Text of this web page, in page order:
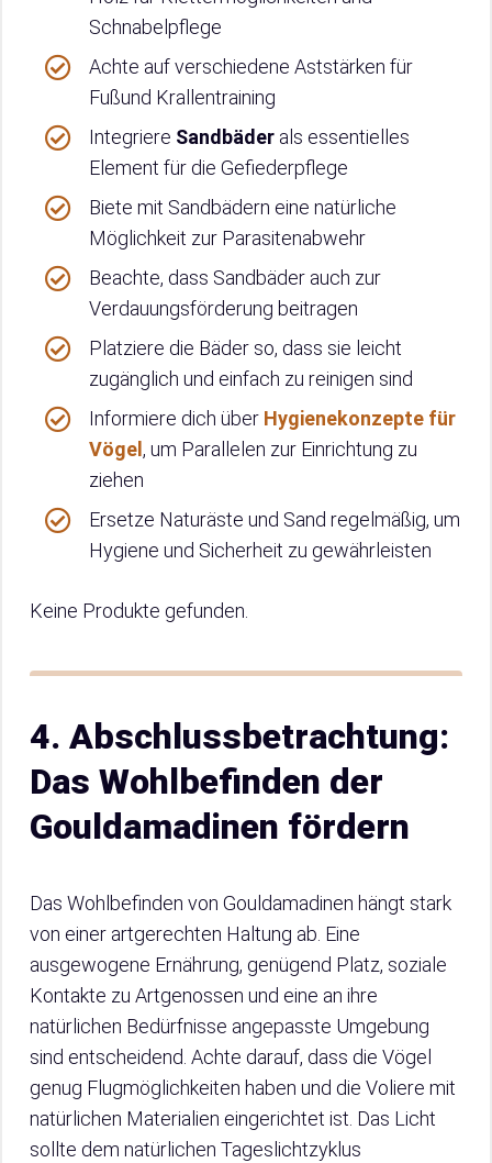
Schnabelpflege
Achte auf verschiedene Aststärken für
Fußund Krallentraining
Integriere Sandbäder als essentielles
Element für die Gefiederpflege
Biete mit Sandbädern eine natürliche
Möglichkeit zur Parasitenabwehr
Beachte, dass Sandbäder auch zur
Verdauungsförderung beitragen
Platziere die Bäder so, dass sie leicht
zugänglich und einfach zu reinigen sind
Informiere dich über Hygienekonzepte für
Vögel , um Parallelen zur Einrichtung zu
ziehen
Ersetze Naturäste und Sand regelmäßig, um
Hygiene und Sicherheit zu gewährleisten
Keine Produkte gefunden.
4. Abschlussbetrachtung:
Das Wohlbefinden der
Gouldamadinen fördern
Das Wohlbefinden von Gouldamadinen hängt stark
von einer artgerechten Haltung ab. Eine
ausgewogene Ernährung, genügend Platz, soziale
Kontakte zu Artgenossen und eine an ihre
natürlichen Bedürfnisse angepasste Umgebung
sind entscheidend. Achte darauf, dass die Vögel
genug Flugmöglichkeiten haben und die Voliere mit
natürlichen Materialien eingerichtet ist. Das Licht
sollte dem natürlichen Tageslichtzyklus